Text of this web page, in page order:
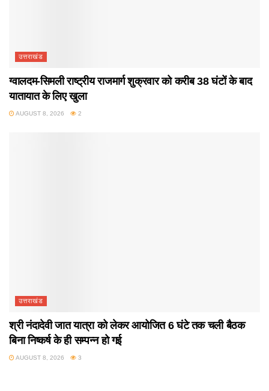
उत्तराखंड
ग्वालदम-सिमली राष्ट्रीय राजमार्ग शुक्रवार को करीब 38 घंटों के बाद
यातायात के लिए खुला
AUGUST 8, 2026 2
उत्तराखंड
श्री नंदादेवी जात यात्रा को लेकर आयोजित 6 घंटे तक चली बैठक
बिना निष्कर्ष के ही सम्पन्न हो गई
AUGUST 8, 2026 3